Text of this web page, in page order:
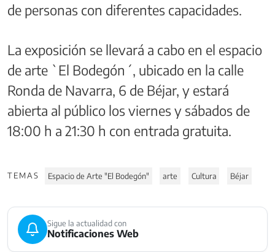
de personas con diferentes capacidades.
La exposición se llevará a cabo en el espacio
de arte `El Bodegón´, ubicado en la calle
Ronda de Navarra, 6 de Béjar, y estará
abierta al público los viernes y sábados de
18:00 h a 21:30 h con entrada gratuita.
TEMAS Espacio de Arte "El Bodegón" arte Cultura Béjar
Sigue la actualidad con
Notificaciones Web